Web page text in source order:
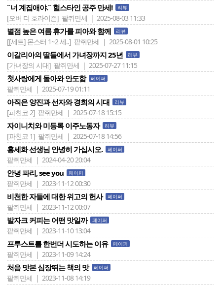
˝너 계집애야.˝ 헐스타인 공주 만세! 리뷰
[오버 더 호라이즌] 팥쥐만세 | 2025-08-03 11:33
별점 높은 여름 휴가를 피아와 함께 리뷰
[[세트] 몬스터 1~2 세..] 팥쥐만세 | 2025-08-01 10:25
이갈리아의 딸들에서 가녀장까지 25년 리뷰
[가녀장의 시대] 팥쥐만세 | 2025-07-27 11:15
첫사랑에게 돌아와 안도함 페이퍼
팥쥐만세 | 2025-07-19 01:11
아직은 양진과 선자와 경희의 시대 리뷰
[파친코 2] 팥쥐만세 | 2025-07-18 15:15
자이니치와 미등록 이주노동자 리뷰
[파친코 1] 팥쥐만세 | 2025-07-18 14:56
홍세화 선생님 안녕히 가십시오. 페이퍼
팥쥐만세 | 2024-04-20 20:04
안녕 파리, see you 페이퍼
팥쥐만세 | 2023-11-12 00:30
비천한 자들에 대한 위고의 헌사 페이퍼
팥쥐만세 | 2023-11-12 00:07
발자크 커피는 어떤 맛일까 페이퍼
팥쥐만세 | 2023-11-10 13:04
프루스트를 한번더 시도하는 이유 페이퍼
팥쥐만세 | 2023-11-09 14:24
처음 맛본 심장뛰는 책의 맛 페이퍼
팥쥐만세 | 2023-11-08 14:19